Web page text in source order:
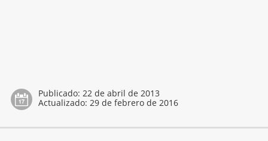
Publicado: 22 de abril de 2013
Actualizado: 29 de febrero de 2016